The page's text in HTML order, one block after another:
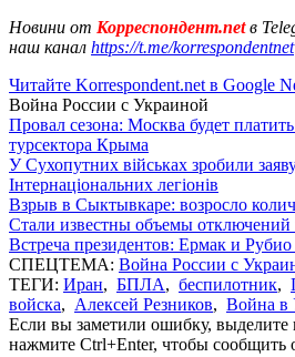
Новини от Корреспондент.netв
наш канал https://t.me/korrespondentnet
Читайте Korrespondent.net в Google
Война России с Украиной
Провал сезона: Москва будет
турсектора Крыма
У Сухопутних військах зробили
Інтернаціональних легіонів
Взрыв в Сыктывкаре: возросло
Стали известны объемы отключений
Встреча президентов: Ермак и Рубио
СПЕЦТЕМА: Война России с
ТЕГИ: Иран, БПЛА, беспилотник,
войска, Алексей Резников, Война в
Если вы заметили ошибку, выделите
нажмите Ctrl+Enter, чтобы сообщить